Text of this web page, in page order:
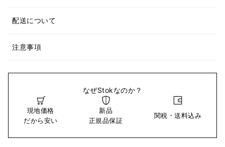
配送について
注意事項
なぜStokなのか？
現地価格
だから安い
新品
正規品保証
関税・送料込み